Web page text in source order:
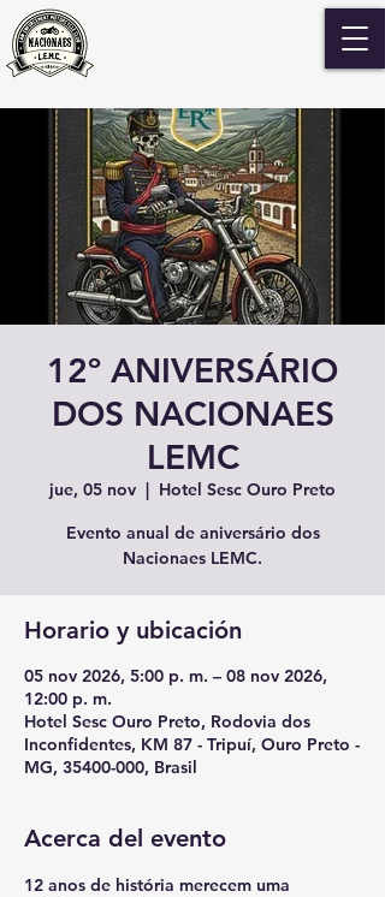
12º ANIVERSÁRIO
DOS NACIONAES
LEMC
jue, 05 nov
  |
Hotel Sesc Ouro Preto
Evento anual de aniversário dos
Nacionaes LEMC.
Horario y ubicación
05 nov 2026, 5:00 p. m. – 08 nov 2026,
12:00 p. m.
Hotel Sesc Ouro Preto, Rodovia dos
Inconfidentes, KM 87 - Tripuí, Ouro Preto -
MG, 35400-000, Brasil
Acerca del evento
12 anos de história merecem uma